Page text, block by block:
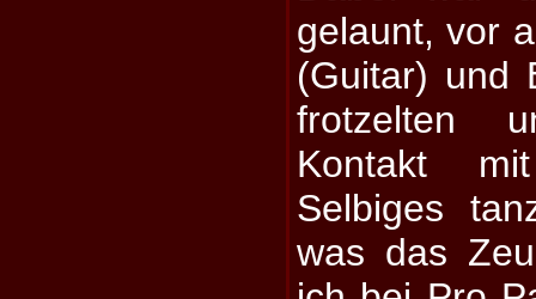
gelaunt, vor
(Guitar) und
frotzelten
Kontakt
Selbiges
was das